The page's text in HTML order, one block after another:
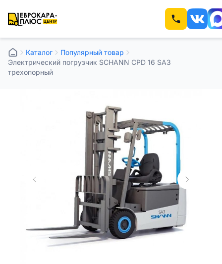
Каталог
Популярный товар
Электрический погрузчик SCHANN CPD 16 SA3
трехопорный